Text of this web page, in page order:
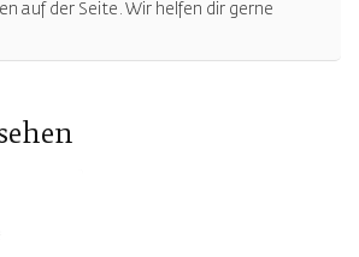
auf der Seite. Wir helfen dir gerne